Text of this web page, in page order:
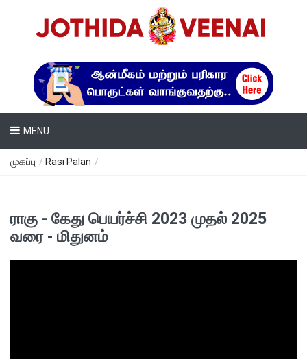
MENU
முகப்பு / Rasi Palan /
ராகு - கேது பெயர்ச்சி 2023 முதல் 2025
வரை - மிதுனம்